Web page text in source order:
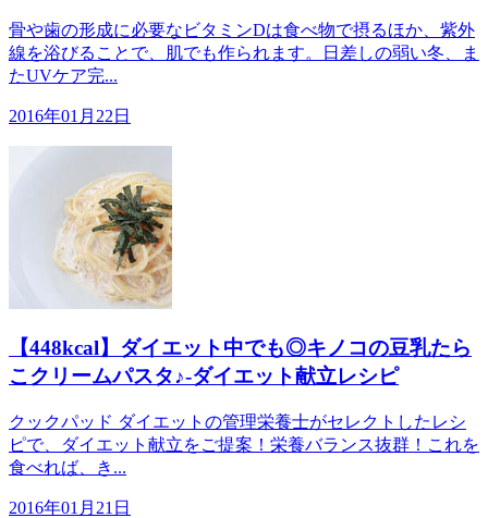
骨や歯の形成に必要なビタミンDは食べ物で摂るほか、紫外
線を浴びることで、肌でも作られます。日差しの弱い冬、ま
たUVケア完...
2016年01月22日
【448kcal】ダイエット中でも◎キノコの豆乳たら
こクリームパスタ♪-ダイエット献立レシピ
クックパッド ダイエットの管理栄養士がセレクトしたレシ
ピで、ダイエット献立をご提案！栄養バランス抜群！これを
食べれば、き...
2016年01月21日